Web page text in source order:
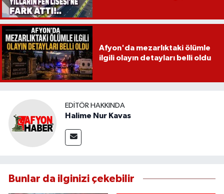
Afyon'da mezarlıktaki ölümle
ilgili olayın detayları belli oldu
EDITÖR HAKKINDA
Halime Nur Kavas
Bunlar da ilginizi çekebilir